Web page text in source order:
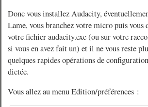
Donc vous installez Audacity,
Lame, vous branchez votre micro puis vous
votre fichier audacity.exe (ou sur votre
si vous en avez fait un) et il ne vous reste
quelques rapides opérations de
dictée.
Vous allez au menu Edition/préférences :